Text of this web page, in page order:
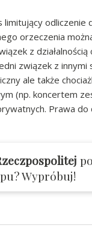
orzeczenia
z
związek z
ale także
(np. koncertem
Prawa do
Wypróbuj!